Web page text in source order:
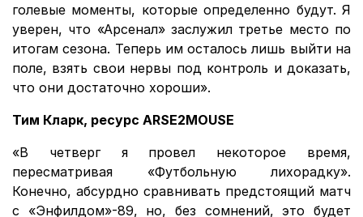
голевые моменты, которые определенно будут. Я
уверен, что «Арсенал» заслужил третье место по
итогам сезона. Теперь им осталось лишь выйти на
поле, взять свои нервы под контроль и доказать,
что они достаточно хороши».
Тим Кларк, ресурс ARSE2MOUSE
«В четверг я провел некоторое время,
пересматривая «Футбольную лихорадку».
Конечно, абсурдно сравнивать предстоящий матч
с «Энфилдом»-89, но, без сомнений, это будет